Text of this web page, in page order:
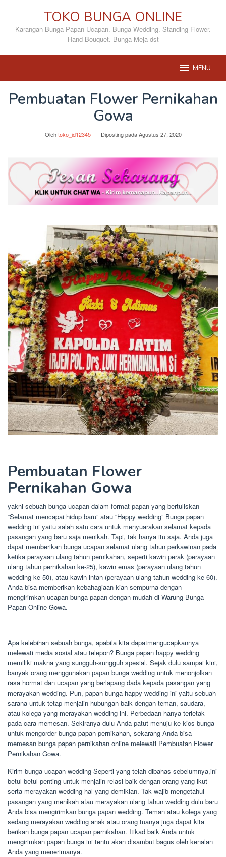
konten
TOKO BUNGA ONLINE
Karangan Bunga Papan Ucapan. Bunga Wedding. Standing Flower.
Hand Bouquet. Bunga Meja dst
MENU
Pembuatan Flower Pernikahan
Gowa
Olehtoko_id12345 Diposting padaAgustus 27, 2020
Pembuatan Flower
Pernikahan Gowa
yakni sebuah bunga ucapan dalam format papan yang bertuliskan
“Selamat mencapai hidup baru” atau “Happy wedding” Bunga papan
wedding ini yaitu salah satu cara untuk menyuarakan selamat kepada
pasangan yang baru saja menikah. Tapi, tak hanya itu saja. Anda juga
dapat memberikan bunga ucapan selamat ulang tahun perkawinan pada
ketika perayaan ulang tahun pernikahan, seperti kawin perak (perayaan
ulang tahun pernikahan ke-25), kawin emas (perayaan ulang tahun
wedding ke-50), atau kawin intan (perayaan ulang tahun wedding ke-60).
Anda bisa memberikan kebahagiaan kian sempurna dengan
mengirimkan ucapan bunga papan dengan mudah di Warung Bunga
Papan Online Gowa.
Apa kelebihan sebuah bunga, apabila kita dapatmengucapkannya
melewati media sosial atau telepon? Bunga papan happy wedding
memiliki makna yang sungguh-sungguh spesial. Sejak dulu sampai kini,
banyak orang menggunakan papan bunga wedding untuk menonjolkan
rasa hormat dan ucapan yang berlapang dada kepada pasangan yang
merayakan wedding. Pun, papan bunga happy wedding ini yaitu sebuah
sarana untuk tetap menjalin hubungan baik dengan teman, saudara,
atau kolega yang merayakan wedding ini. Perbedaan hanya terletak
pada cara memesan. Sekiranya dulu Anda patut menuju ke kios bunga
untuk mengorder bunga papan pernikahan, sekarang Anda bisa
memesan bunga papan pernikahan online melewati Pembuatan Flower
Pernikahan Gowa.
Kirim bunga ucapan wedding Seperti yang telah dibahas sebelumnya,ini
betul-betul penting untuk menjalin relasi baik dengan orang yang ikut
serta merayakan wedding hal yang demikian. Tak wajib mengetahui
pasangan yang menikah atau merayakan ulang tahun wedding dulu baru
Anda bisa mengirimkan bunga papan wedding. Teman atau kolega yang
sedang merayakan wedding anak atau orang tuanya juga dapat kita
berikan bunga papan ucapan pernikahan. Itikad baik Anda untuk
mengirimkan papan bunga ini tentu akan disambut bagus oleh kenalan
Anda yang menerimanya.